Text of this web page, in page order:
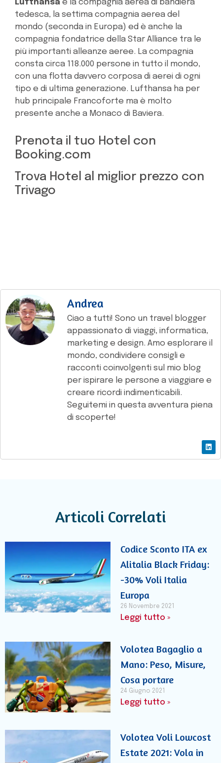
Lufthansa è la compagnia aerea di bandiera
tedesca, la settima compagnia aerea del
mondo (seconda in Europa) ed è anche la
compagnia fondatrice della Star Alliance tra le
più importanti alleanze aeree. La compagnia
consta circa 118.000 persone in tutto il mondo,
con una flotta davvero corposa di aerei di ogni
tipo e di ultima generazione. Lufthansa ha per
hub principale Francoforte ma è molto
presente anche a Monaco di Baviera.
Prenota il tuo Hotel con
Booking.com
Trova Hotel al miglior prezzo con
Trivago
Andrea
Ciao a tutti! Sono un travel blogger
appassionato di viaggi, informatica,
marketing e design. Amo esplorare il
mondo, condividere consigli e
racconti coinvolgenti sul mio blog
per ispirare le persone a viaggiare e
creare ricordi indimenticabili.
Seguitemi in questa avventura piena
di scoperte!
Articoli Correlati
Codice Sconto ITA ex
Alitalia Black Friday:
-30% Voli Italia
Europa
26 Novembre 2021
Leggi tutto »
Volotea Bagaglio a
Mano: Peso, Misure,
Cosa portare
24 Giugno 2021
Leggi tutto »
Volotea Voli Lowcost
Estate 2021: Vola in